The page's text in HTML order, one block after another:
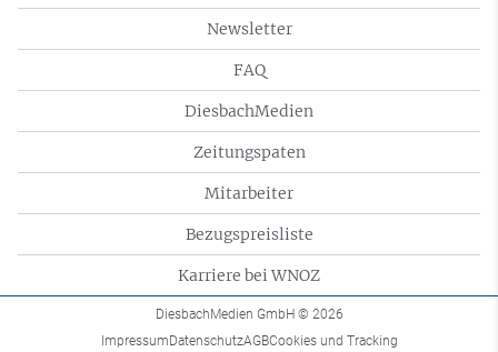
Newsletter
FAQ
DiesbachMedien
Zeitungspaten
Mitarbeiter
Bezugspreisliste
Karriere bei WNOZ
DiesbachMedien GmbH © 2026
ImpressumDatenschutzAGBCookies und Tracking